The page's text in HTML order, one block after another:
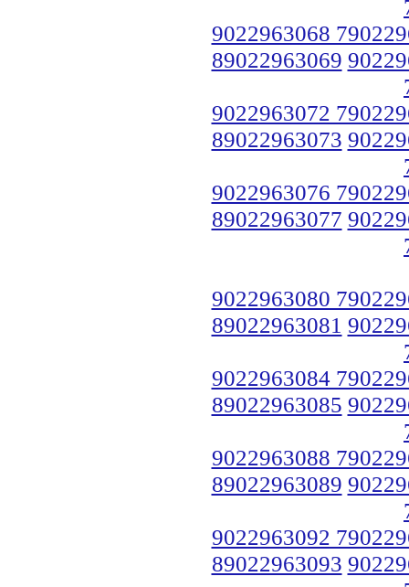
9022963068
89022963069
9022963072
89022963073
9022963076
89022963077
9022963080
89022963081
9022963084
89022963085
9022963088
89022963089
9022963092
89022963093